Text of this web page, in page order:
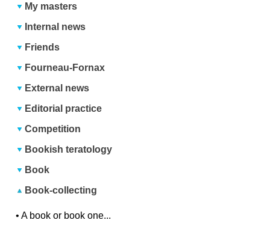
My masters
Internal news
Friends
Fourneau-Fornax
External news
Editorial practice
Competition
Bookish teratology
Book
Book-collecting
•A book or book one...